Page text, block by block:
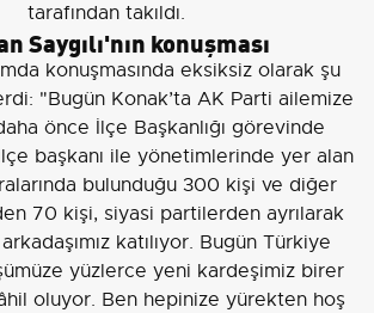
tarafından takıldı.
Saygılı'nın konuşması
konuşmasında eksiksiz olarak şu
"Bugün Konak’ta AK Parti ailemize
önce İlçe Başkanlığı görevinde
başkanı ile yönetimlerinde yer alan
bulunduğu 300 kişi ve diğer
70 kişi, siyasi partilerden ayrılarak
katılıyor. Bugün Türkiye
yüzlerce yeni kardeşimiz birer
oluyor. Ben hepinize yürekten hoş